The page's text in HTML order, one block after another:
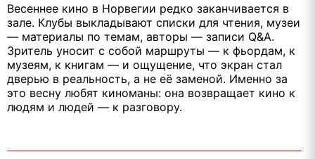
Весеннее кино в Норвегии редко заканчивается в
зале. Клубы выкладывают списки для чтения, музеи
— материалы по темам, авторы — записи Q&A.
Зритель уносит с собой маршруты — к фьордам, к
музеям, к книгам — и ощущение, что экран стал
дверью в реальность, а не её заменой. Именно за
это весну любят киноманы: она возвращает кино к
людям и людей — к разговору.